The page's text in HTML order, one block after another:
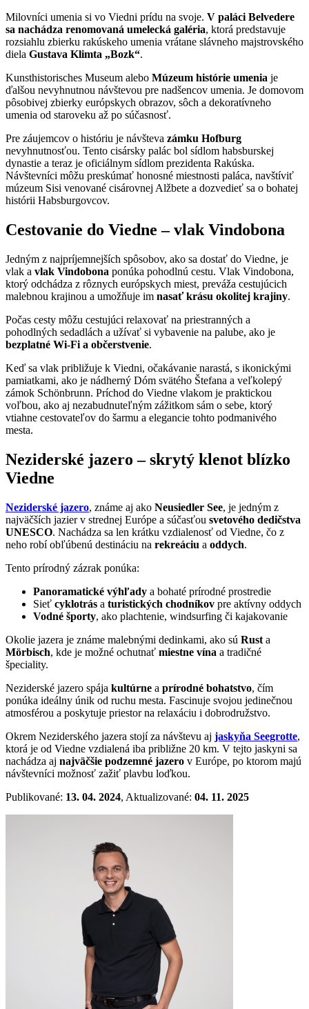
Milovníci umenia si vo Viedni prídu na svoje. V paláci Belvedere
sa nachádza renomovaná umelecká galéria, ktorá predstavuje
rozsiahlu zbierku rakúskeho umenia vrátane slávneho majstrovského
diela Gustava Klimta „Bozk“.
Kunsthistorisches Museum alebo Múzeum histórie umenia je
ďalšou nevyhnutnou návštevou pre nadšencov umenia. Je domovom
pôsobivej zbierky európskych obrazov, sôch a dekoratívneho
umenia od staroveku až po súčasnosť.
Pre záujemcov o históriu je návšteva zámku Hofburg
nevyhnutnosťou. Tento cisársky palác bol sídlom habsburskej
dynastie a teraz je oficiálnym sídlom prezidenta Rakúska.
Návštevníci môžu preskúmať honosné miestnosti paláca, navštíviť
múzeum Sisi venované cisárovnej Alžbete a dozvedieť sa o bohatej
histórii Habsburgovcov.
Cestovanie do Viedne – vlak Vindobona
Jedným z najpríjemnejších spôsobov, ako sa dostať do Viedne, je
vlak a vlak Vindobona ponúka pohodlnú cestu. Vlak Vindobona,
ktorý odchádza z rôznych európskych miest, preváža cestujúcich
malebnou krajinou a umožňuje im nasať krásu okolitej krajiny.
Počas cesty môžu cestujúci relaxovať na priestranných a
pohodlných sedadlách a užívať si vybavenie na palube, ako je
bezplatné Wi-Fi a občerstvenie.
Keď sa vlak približuje k Viedni, očakávanie narastá, s ikonickými
pamiatkami, ako je nádherný Dóm svätého Štefana a veľkolepý
zámok Schönbrunn. Príchod do Viedne vlakom je praktickou
voľbou, ako aj nezabudnuteľným zážitkom sám o sebe, ktorý
vtiahne cestovateľov do šarmu a elegancie tohto podmanivého
mesta.
Neziderské jazero – skrytý klenot blízko
Viedne
Neziderské jazero, známe aj ako Neusiedler See, je jedným z
najväčších jazier v strednej Európe a súčasťou svetového dedičstva
UNESCO. Nachádza sa len krátku vzdialenosť od Viedne, čo z
neho robí obľúbenú destináciu na rekreáciu a oddych.
Tento prírodný zázrak ponúka:
Panoramatické výhľady a bohaté prírodné prostredie
Sieť cyklotrás a turistických chodníkov pre aktívny oddych
Vodné športy, ako plachtenie, windsurfing či kajakovanie
Okolie jazera je známe malebnými dedinkami, ako sú Rust a
Mörbisch, kde je možné ochutnať miestne vína a tradičné
špeciality.
Neziderské jazero spája kultúrne a prírodné bohatstvo, čím
ponúka ideálny únik od ruchu mesta. Fascinuje svojou jedinečnou
atmosférou a poskytuje priestor na relaxáciu i dobrodružstvo.
Okrem Neziderského jazera stojí za návštevu aj jaskyňa Seegrotte,
ktorá je od Viedne vzdialená iba približne 20 km. V tejto jaskyni sa
nachádza aj najväčšie podzemné jazero v Európe, po ktorom majú
návštevníci možnosť zažiť plavbu loďkou.
Publikované: 13. 04. 2024, Aktualizované: 04. 11. 2025